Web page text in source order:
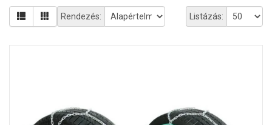
Listázás:
Rendezés: